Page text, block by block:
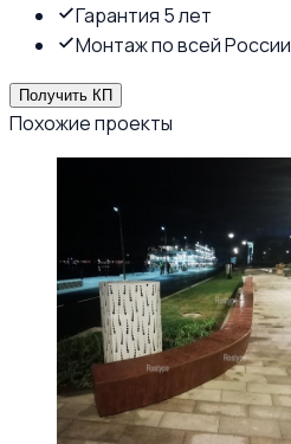
Гарантия 5 лет
Монтаж по всей России
Получить КП
Похожие проекты